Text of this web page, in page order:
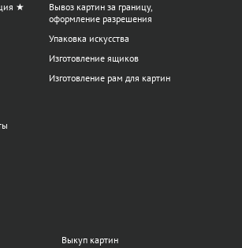
★
Вывоз картин за границу,
оформление разрешения
Упаковка искусства
Изготовление ящиков
Изготовление рам для картин
Выкуп картин